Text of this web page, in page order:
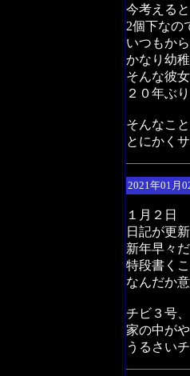
今考える
2個下なの
いつもか
かなり幼
そんな彼
２０年ぶ
そんなこ
とにかく
2021年01月
１月２日
日記が更
新年早々
特段書く
なんだか
チビ３号
家の中が
うるさい